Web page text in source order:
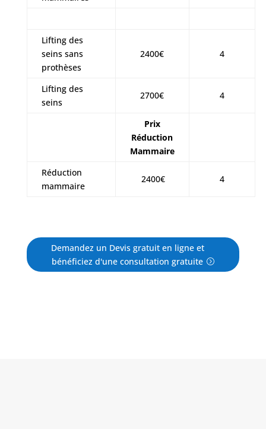
Lifting des
seins sans
prothèses
2400€ 4
Lifting des
seins
2700€ 4
Prix
Réduction
Mammaire
Réduction
mammaire
2400€ 4
Demandez un Devis gratuit en ligne et
bénéficiez d'une consultation gratuite